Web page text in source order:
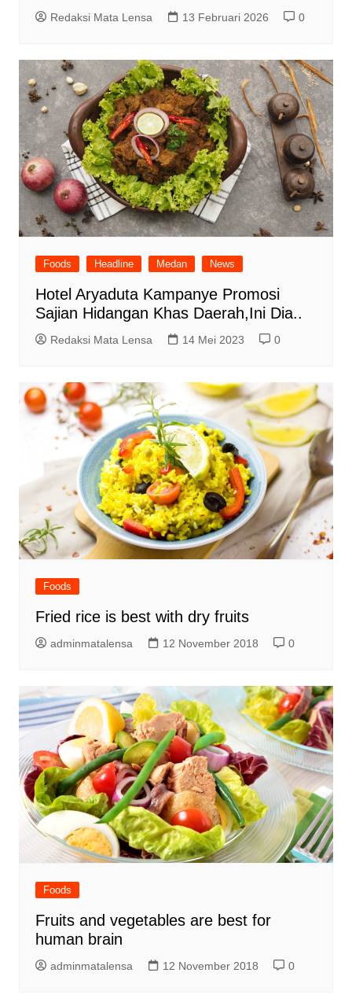
Redaksi Mata Lensa 13 Februari 2026 0
Foods Headline Medan News
Hotel Aryaduta Kampanye Promosi
Sajian Hidangan Khas Daerah,Ini Dia..
Redaksi Mata Lensa 14 Mei 2023 0
Foods
Fried rice is best with dry fruits
adminmatalensa 12 November 2018 0
Foods
Fruits and vegetables are best for
human brain
adminmatalensa 12 November 2018 0